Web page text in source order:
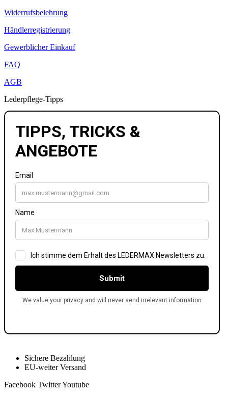
Widerrufsbelehrung
Händlerregistrierung
Gewerblicher Einkauf
FAQ
AGB
Lederpflege-Tipps
Sichere Bezahlung
EU-weiter Versand
Facebook TwitterYoutube